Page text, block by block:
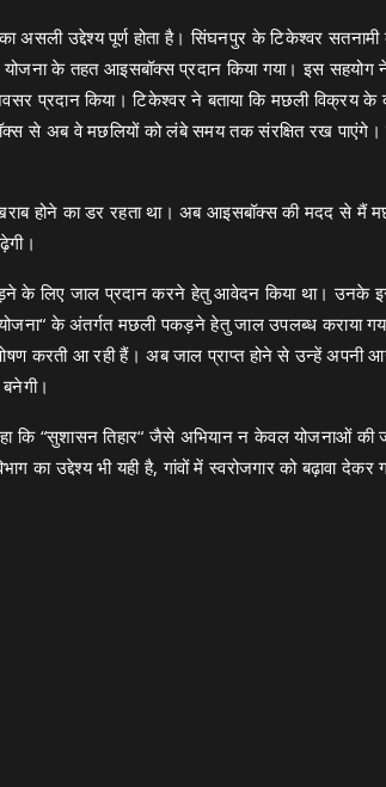
उद्देश्य पूर्ण होता है। सिंघनपुर के टिकेश्वर सतनामी
के तहत आइसबॉक्स प्रदान किया गया। इस
प्रदान किया। टिकेश्वर ने बताया कि मछली विक्रय के
से अब वे मछलियों को लंबे समय तक संरक्षित रख
होने का डर रहता था। अब आइसबॉक्स की मदद से मैं
के लिए जाल प्रदान करने हेतु आवेदन किया था।
योजना“ के अंतर्गत मछली पकड़ने हेतु जाल उपलब्ध कराया
करती आ रही हैं। अब जाल प्राप्त होने से उन्हें अपनी
कि “सुशासन तिहार“ जैसे अभियान न केवल योजनाओं की
उद्देश्य भी यही है, गांवों में स्वरोजगार को बढ़ावा देकर